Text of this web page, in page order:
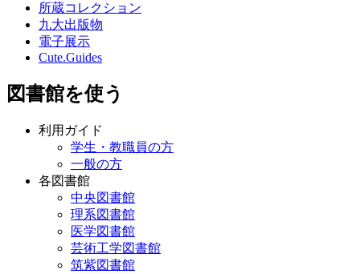
所蔵コレクション
九大出版物
電子展示
Cute.Guides
図書館を使う
利用ガイド
学生・教職員の方
一般の方
各図書館
中央図書館
理系図書館
医学図書館
芸術工学図書館
筑紫図書館